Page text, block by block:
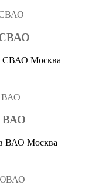
СВАО
СВАО Москва
ВАО
ВАО Москва